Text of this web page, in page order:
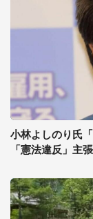
小林よしのり氏
「憲法違反」主張